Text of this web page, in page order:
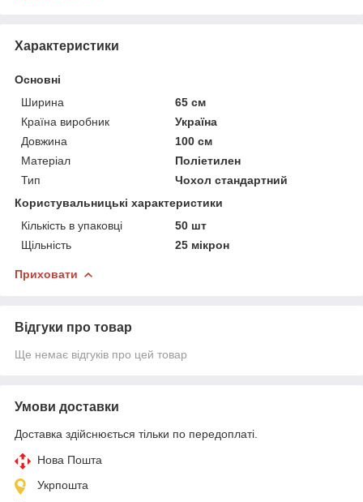
Характеристики
Основні
Ширина
65 см
Країна виробник
Україна
Довжина
100 см
Матеріал
Поліетилен
Тип
Чохол стандартний
Користувальницькі характеристики
Кількість в упаковці
50 шт
Щільність
25 мікрон
Приховати
Відгуки про товар
Ще немає відгуків про цей товар
Умови доставки
Доставка здійснюється тільки по передоплаті.
Нова Пошта
Укрпошта